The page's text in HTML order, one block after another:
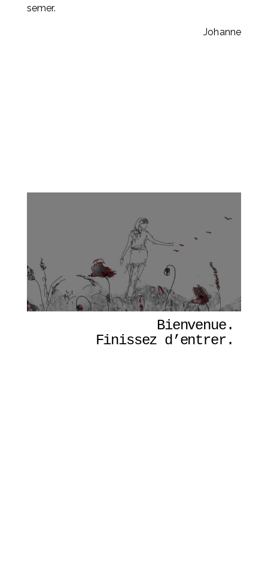
semer.
Johanne
Bienvenue.
Finissez d’entrer.